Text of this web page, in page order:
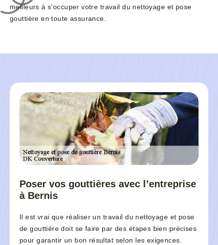
meilleurs à s'occuper votre travail du nettoyage et pose
gouttière en toute assurance.
Poser vos gouttières avec l’entreprise
à Bernis
Il est vrai que réaliser un travail du nettoyage et pose
de gouttière doit se faire par des étapes bien précises
pour garantir un bon résultat selon les exigences.